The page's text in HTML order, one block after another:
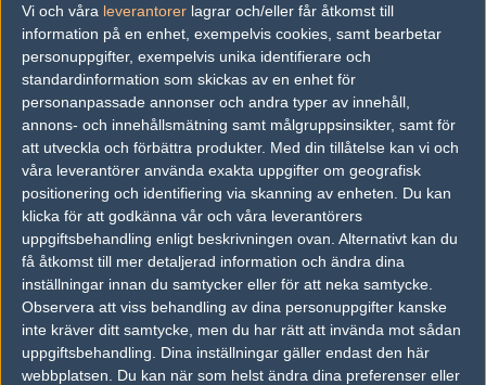
Vi och våra leverantorer lagrar och/eller får åtkomst till
information på en enhet, exempelvis cookies, samt bearbetar
personuppgifter, exempelvis unika identifierare och
standardinformation som skickas av en enhet för
personanpassade annonser och andra typer av innehåll,
annons- och innehållsmätning samt målgruppsinsikter, samt för
att utveckla och förbättra produkter. Med din tillåtelse kan vi och
våra leverantörer använda exakta uppgifter om geografisk
positionering och identifiering via skanning av enheten. Du kan
klicka för att godkänna vår och våra leverantörers
uppgiftsbehandling enligt beskrivningen ovan. Alternativt kan du
få åtkomst till mer detaljerad information och ändra dina
inställningar innan du samtycker eller för att neka samtycke.
Observera att viss behandling av dina personuppgifter kanske
inte kräver ditt samtycke, men du har rätt att invända mot sådan
uppgiftsbehandling. Dina inställningar gäller endast den här
webbplatsen. Du kan när som helst ändra dina preferenser eller
- The initial & winners' matches are Bo1
- All losers' & decider matches are Bo3
- The top two teams from each group advance to the
Playoffs
- Single-Elimination bracket
- Best-of-Three matches
Följ oss i social media
Följ oss på Facebook
Följ oss på Twitter
Följ oss på Instagram
Följ oss på Twitch